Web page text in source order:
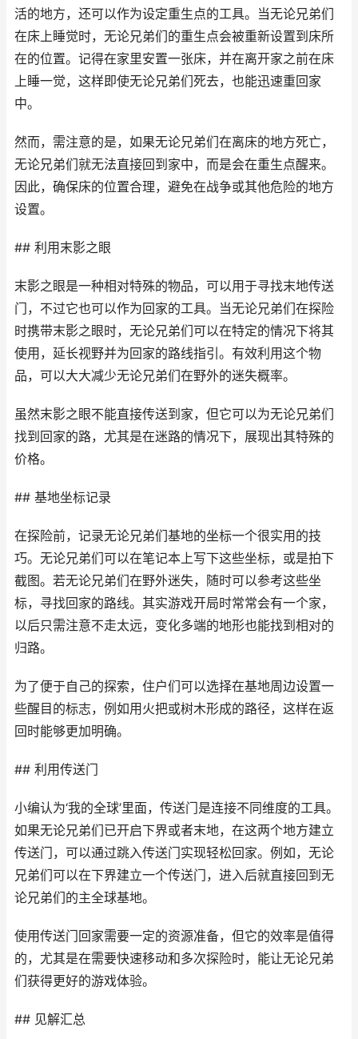
活的地方，还可以作为设定重生点的工具。当无论兄弟们
在床上睡觉时，无论兄弟们的重生点会被重新设置到床所
在的位置。记得在家里安置一张床，并在离开家之前在床
上睡一觉，这样即使无论兄弟们死去，也能迅速重回家
中。
然而，需注意的是，如果无论兄弟们在离床的地方死亡，
无论兄弟们就无法直接回到家中，而是会在重生点醒来。
因此，确保床的位置合理，避免在战争或其他危险的地方
设置。
## 利用末影之眼
末影之眼是一种相对特殊的物品，可以用于寻找末地传送
门，不过它也可以作为回家的工具。当无论兄弟们在探险
时携带末影之眼时，无论兄弟们可以在特定的情况下将其
使用，延长视野并为回家的路线指引。有效利用这个物
品，可以大大减少无论兄弟们在野外的迷失概率。
虽然末影之眼不能直接传送到家，但它可以为无论兄弟们
找到回家的路，尤其是在迷路的情况下，展现出其特殊的
价格。
## 基地坐标记录
在探险前，记录无论兄弟们基地的坐标一个很实用的技
巧。无论兄弟们可以在笔记本上写下这些坐标，或是拍下
截图。若无论兄弟们在野外迷失，随时可以参考这些坐
标，寻找回家的路线。其实游戏开局时常常会有一个家，
以后只需注意不走太远，变化多端的地形也能找到相对的
归路。
为了便于自己的探索，住户们可以选择在基地周边设置一
些醒目的标志，例如用火把或树木形成的路径，这样在返
回时能够更加明确。
## 利用传送门
小编认为‘我的全球’里面，传送门是连接不同维度的工具。
如果无论兄弟们已开启下界或者末地，在这两个地方建立
传送门，可以通过跳入传送门实现轻松回家。例如，无论
兄弟们可以在下界建立一个传送门，进入后就直接回到无
论兄弟们的主全球基地。
使用传送门回家需要一定的资源准备，但它的效率是值得
的，尤其是在需要快速移动和多次探险时，能让无论兄弟
们获得更好的游戏体验。
## 见解汇总